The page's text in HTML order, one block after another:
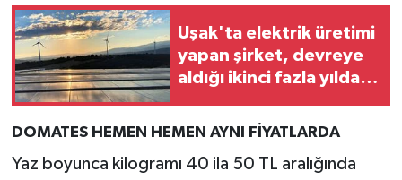
Uşak'ta elektrik üretimi
yapan şirket, devreye
aldığı ikinci fazla yılda 1
kazanacak
DOMATES HEMEN HEMEN AYNI FİYATLARDA
Yaz boyunca kilogramı 40 ila 50 TL aralığında